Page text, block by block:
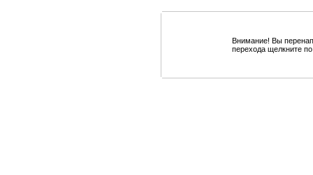
Внимание! Вы
перехода щелкните